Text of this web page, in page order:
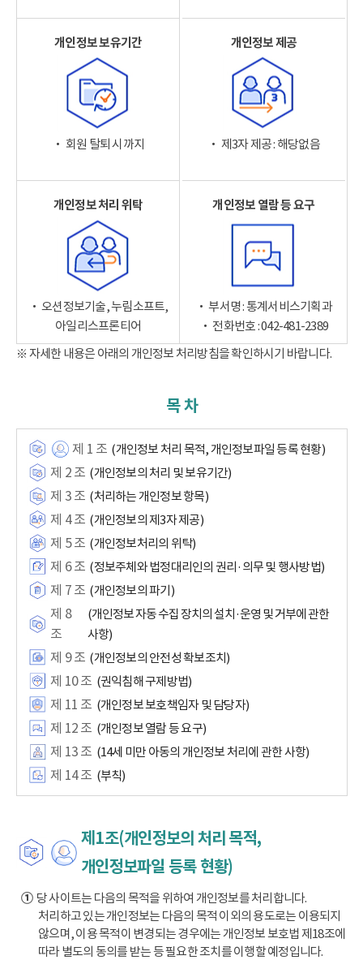
개인정보 보유기간
‧ 회원 탈퇴 시까지
개인정보 제공
‧ 제3자 제공 : 해당없음
개인정보 처리 위탁
‧ 오션정보기술, 누림소프트,
아일리스프론티어
개인정보 열람 등 요구
‧ 부서명 : 통계서비스기획과
‧ 전화번호 : 042-481-2389
※ 자세한 내용은 아래의 개인정보 처리방침을 확인하시기 바랍니다.
목 차
제 1 조 (개인정보 처리 목적, 개인정보파일 등록 현황)
제 2 조 (개인정보의 처리 및 보유기간)
제 3 조 (처리하는 개인정보 항목)
제 4 조 (개인정보의 제3자 제공)
제 5 조 (개인정보처리의 위탁)
제 6 조 (정보주체와 법정대리인의 권리·의무 및 행사방법)
제 7 조 (개인정보의 파기)
제 8
조
(개인정보 자동 수집 장치의 설치·운영 및 거부에 관한
사항)
제 9 조 (개인정보의 안전성 확보조치)
제 10 조 (권익침해 구제방법)
제 11 조 (개인정보 보호책임자 및 담당자)
제 12 조 (개인정보 열람 등 요구)
제 13 조 (14세 미만 아동의 개인정보 처리에 관한 사항)
제 14 조 (부칙)
제1조(개인정보의 처리 목적,
개인정보파일 등록 현황)
①당 사이트는 다음의 목적을 위하여 개인정보를 처리합니다.
처리하고 있는 개인정보는 다음의 목적 이외의 용도로는 이용되지
않으며, 이용 목적이 변경되는 경우에는 개인정보 보호법 제18조에
따라 별도의 동의를 받는 등 필요한 조치를 이행할 예정입니다.